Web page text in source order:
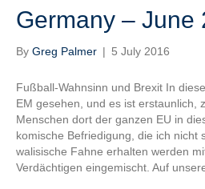
Germany – June
By Greg Palmer | 5 July 2016
Fußball-Wahnsinn und Brexit In
EM gesehen, und es ist erstaunlich,
Menschen dort der ganzen EU in
komische Befriedigung, die ich nicht
walisische Fahne erhalten werden
Verdächtigen eingemischt. Auf